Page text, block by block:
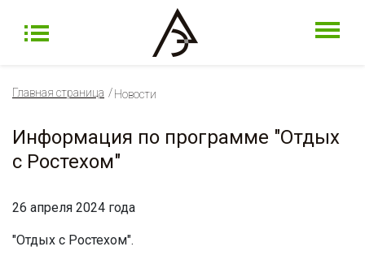
Главная страница Новости
Информация по программе "Отдых
с Ростехом"
26 апреля 2024 года
"Отдых с Ростехом".